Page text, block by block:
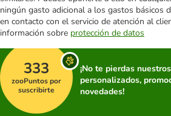
ningún gasto adicional a los gastos básicos
en contacto con el servicio de atención al
información sobre protección de datos
333
zooPuntos por
suscribirte
¡No te pierdas
personalizados,
novedades!